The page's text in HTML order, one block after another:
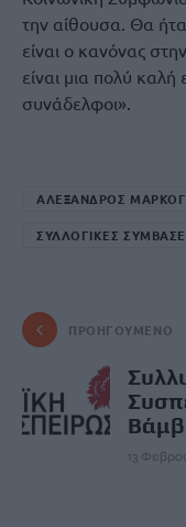
την αίθουσα. Θα
είναι ο κανόνας
είναι μια πολύ καλή
συνάδελφοι».
ΑΛΕΞΑΝΔΡΟΣ
ΣΥΛΛΟΓΙΚΕΣ
ΠΡΟΗΓΟΎΜΕΝΟ
13